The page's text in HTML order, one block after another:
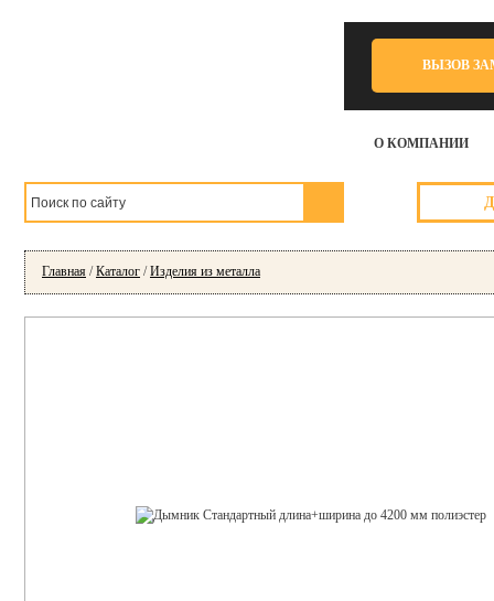
ВЫЗОВ
О КОМПАНИИ
Главная /Каталог /Изделия из металла